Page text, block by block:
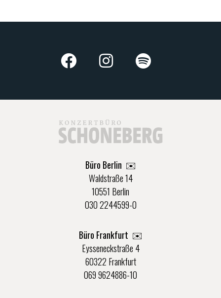
Büro Berlin ✉️
Waldstraße 14
10551 Berlin
030 2244599-0
Büro Frankfurt ✉️
Eysseneckstraße 4
60322 Frankfurt
069 9624886-10